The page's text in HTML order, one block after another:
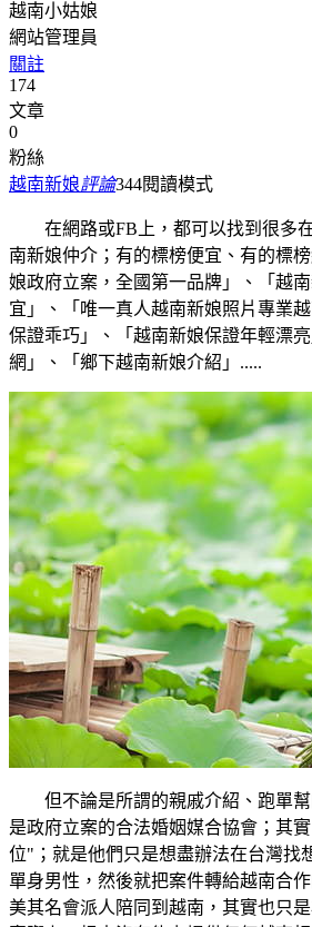
越南小姑娘
網站管理員
關註
174
文章
0
粉絲
越南新娘評論344閱讀模式
在網路或FB上，都可以找到很多
南新娘仲介；有的標榜便宜、有的標
娘政府立案，全國第一品牌」、「越
宜」、「唯一真人越南新娘照片專業
保證乖巧」、「越南新娘保證年輕漂
網」、「鄉下越南新娘介紹」.....
但不論是所謂的親戚介紹、跑單
是政府立案的合法婚姻媒合協會；其
位"；就是他們只是想盡辦法在台灣找
單身男性，然後就把案件轉給越南合
美其名會派人陪同到越南，其實也只